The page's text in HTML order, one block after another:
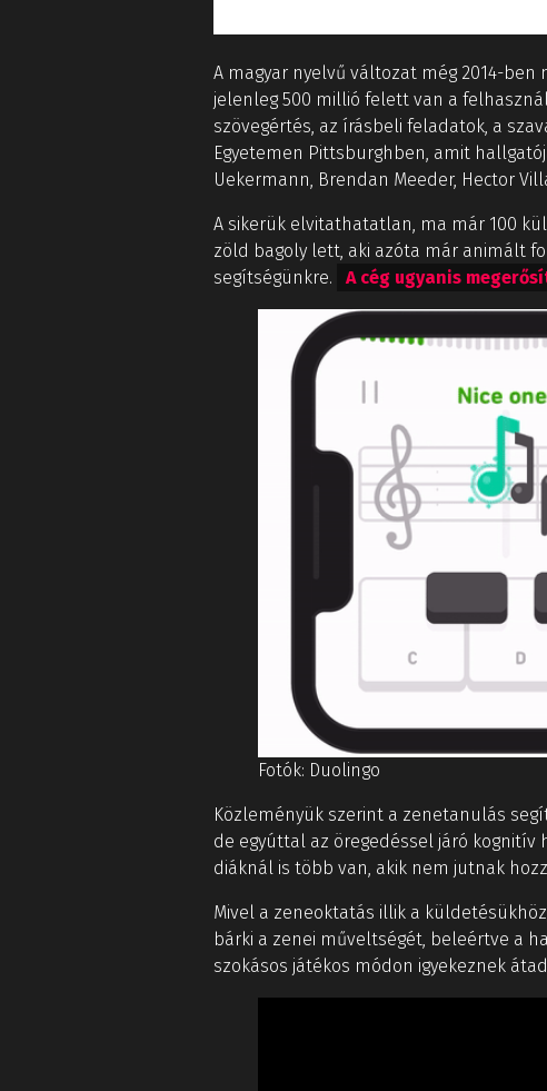
A magyar nyelvű változat még 2014-
jelenleg 500 millió felett van a
szövegértés, az írásbeli feladatok, a
Egyetemen Pittsburghben, amit
Uekermann, Brendan Meeder, Hector
A sikerük elvitathatatlan, ma már 100
zöld bagoly lett, aki azóta már animált
segítségünkre.
A cég ugyanis
Fotók: Duolingo
Közleményük szerint a zenetanulás
de egyúttal az öregedéssel járó
diáknál is több van, akik nem jutnak
Mivel a zeneoktatás illik a
bárki a zenei műveltségét, beleértve a
szokásos játékos módon igyekeznek